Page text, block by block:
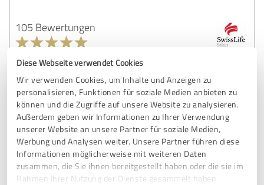
Diese Webseite verwendet Cookies
Wir verwenden Cookies, um Inhalte und Anzeigen zu
personalisieren, Funktionen für soziale Medien anbieten zu
können und die Zugriffe auf unsere Website zu analysieren.
Außerdem geben wir Informationen zu Ihrer Verwendung
unserer Website an unsere Partner für soziale Medien,
Werbung und Analysen weiter. Unsere Partner führen diese
Informationen möglicherweise mit weiteren Daten
zusammen, die Sie ihnen bereitgestellt haben oder die sie im
Rahmen Ihrer Nutzung der Dienste gesammelt haben.
105 Bewertungen
Swiss Life Select Beratungszentrum Roitham
84 Bewertungen
4.91 von 5